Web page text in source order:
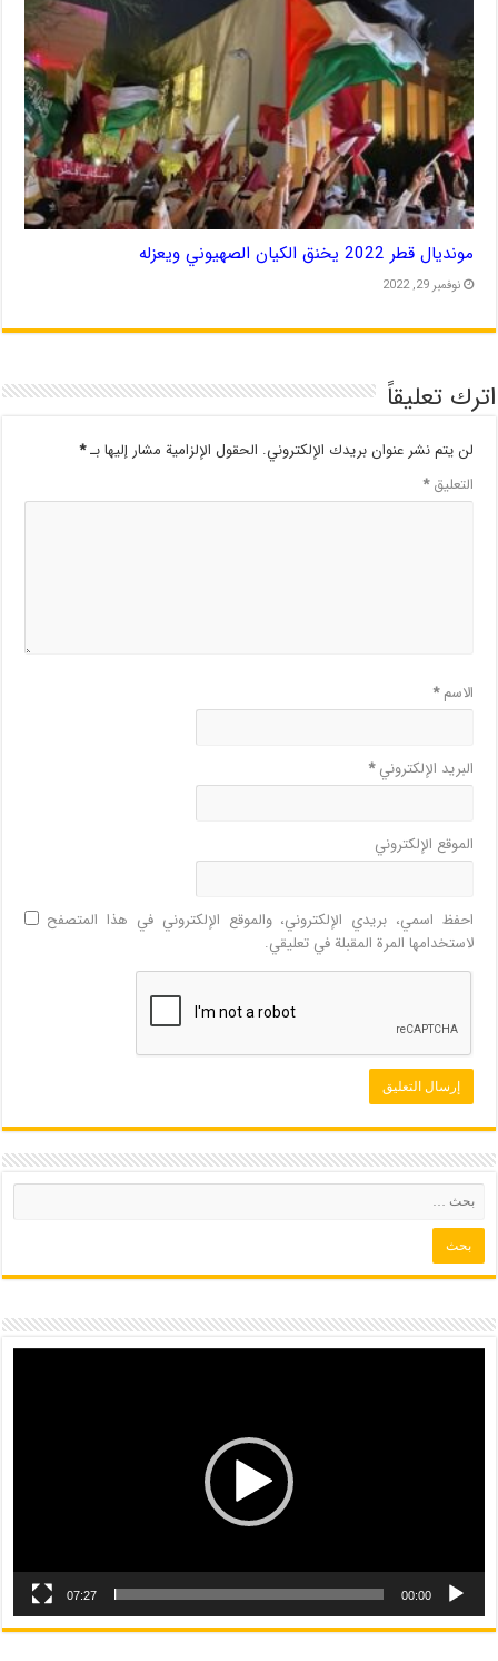
مونديال قطر 2022 يخنق الكيان الصهيوني ويعزله
نوفمبر 29, 2022
اترك تعليقاً
لن يتم نشر عنوان بريدك الإلكتروني. الحقول الإلزامية مشار إليها بـ*
التعليق*
الاسم*
البريد الإلكتروني*
الموقع الإلكتروني
احفظ اسمي، بريدي الإلكتروني، والموقع الإلكتروني في هذا المتصفح
لاستخدامها المرة المقبلة في تعليقي.
00:00
07:27